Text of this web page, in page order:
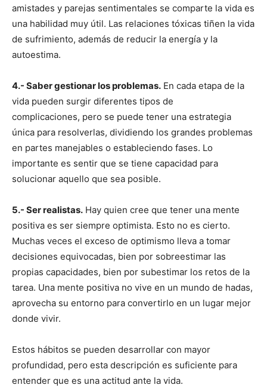
amistades y parejas sentimentales se comparte la vida es
una habilidad muy útil. Las relaciones tóxicas tiñen la vida
de sufrimiento, además de reducir la energía y la
autoestima.
4.- Saber gestionar los problemas. En cada etapa de la
vida pueden surgir diferentes tipos de
complicaciones, pero se puede tener una estrategia
única para resolverlas, dividiendo los grandes problemas
en partes manejables o estableciendo fases. Lo
importante es sentir que se tiene capacidad para
solucionar aquello que sea posible.
5.- Ser realistas. Hay quien cree que tener una mente
positiva es ser siempre optimista. Esto no es cierto.
Muchas veces el exceso de optimismo lleva a tomar
decisiones equivocadas, bien por sobreestimar las
propias capacidades, bien por subestimar los retos de la
tarea. Una mente positiva no vive en un mundo de hadas,
aprovecha su entorno para convertirlo en un lugar mejor
donde vivir.
Estos hábitos se pueden desarrollar con mayor
profundidad, pero esta descripción es suficiente para
entender que es una actitud ante la vida.